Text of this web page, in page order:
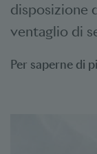
disposizione
ventaglio di
Per saperne di